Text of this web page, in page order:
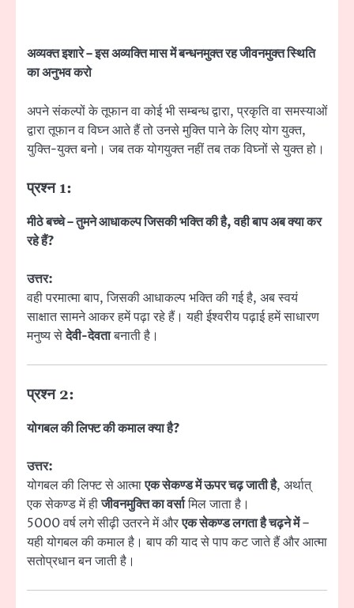
अव्यक्त इशारे – इस अव्यक्ति मास में बन्धनमुक्त रह जीवनमुक्त स्थिति
का अनुभव करो
अपने संकल्पों के तूफान वा कोई भी सम्बन्ध द्वारा, प्रकृति वा समस्याओं
द्वारा तूफान व विघ्न आते हैं तो उनसे मुक्ति पाने के लिए योग युक्त,
युक्ति-युक्त बनो। जब तक योगयुक्त नहीं तब तक विघ्नों से युक्त हो।
प्रश्न 1:
मीठे बच्चे – तुमने आधाकल्प जिसकी भक्ति की है, वही बाप अब क्या कर
रहे हैं?
उत्तर:
वही परमात्मा बाप, जिसकी आधाकल्प भक्ति की गई है, अब स्वयं
साक्षात सामने आकर हमें पढ़ा रहे हैं। यही ईश्वरीय पढ़ाई हमें साधारण
मनुष्य सेदेवी-देवताबनाती है।
प्रश्न 2:
योगबल की लिफ्ट की कमाल क्या है?
उत्तर:
योगबल की लिफ्ट से आत्माएक सेकण्ड में ऊपर चढ़ जाती है, अर्थात्
एक सेकण्ड में हीजीवनमुक्ति का वर्सामिल जाता है।
5000 वर्ष लगे सीढ़ी उतरने में औरएक सेकण्ड लगता है चढ़ने में–
यही योगबल की कमाल है। बाप की याद से पाप कट जाते हैं और आत्मा
सतोप्रधान बन जाती है।